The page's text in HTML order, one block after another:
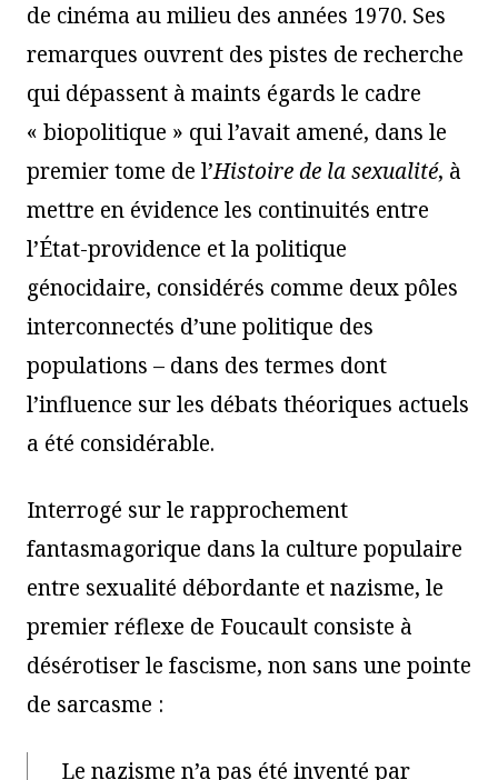
de cinéma au milieu des années 1970. Ses
remarques ouvrent des pistes de recherche
qui dépassent à maints égards le cadre
« biopolitique » qui l’avait amené, dans le
premier tome de l’Histoire de la sexualité, à
mettre en évidence les continuités entre
l’État-providence et la politique
génocidaire, considérés comme deux pôles
interconnectés d’une politique des
populations – dans des termes dont
l’influence sur les débats théoriques actuels
a été considérable.
Interrogé sur le rapprochement
fantasmagorique dans la culture populaire
entre sexualité débordante et nazisme, le
premier réflexe de Foucault consiste à
désérotiser le fascisme, non sans une pointe
de sarcasme :
Le nazisme n’a pas été inventé par